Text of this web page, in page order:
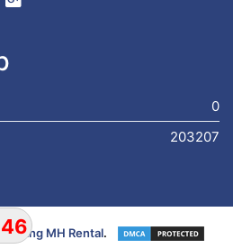
0
203207
Hàng MH Rental.